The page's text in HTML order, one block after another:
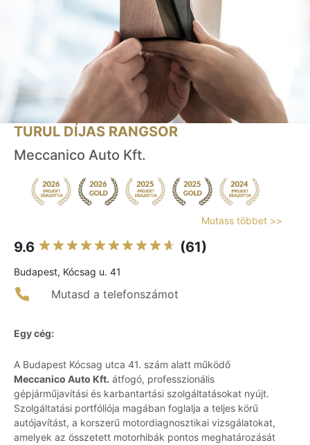
TURUL DÍJAS RANGSOR
Meccanico Auto Kft.
Mutass többet >>
9.6 (61)
Budapest, Kócsag u. 41
Mutasd a telefonszámot
Egy cég:
A Budapest Kócsag utca 41. szám alatt működő
Meccanico Auto Kft. átfogó, professzionális
gépjárműjavítási és karbantartási szolgáltatásokat nyújt.
Szolgáltatási portfóliója magában foglalja a teljes körű
autójavítást, a korszerű motordiagnosztikai vizsgálatokat,
amelyek az összetett motorhibák pontos meghatározását